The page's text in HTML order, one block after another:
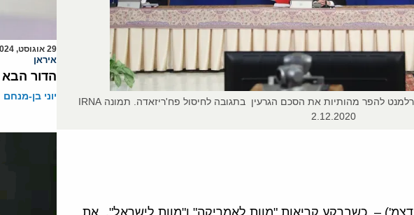
הנשיא וסגנו מתנגדים בתוקף להחלטת הפרלמנט להפר מהותיות את הסכם הגרעין בתגובה לחיסול פח'ריזאדה. תמונה IRNA
2.12.2020
רוב ניכר של חברי הפרלמנט אישר (1 דצמ') – כשברקע קריאות "מוות לאמריקה" ו"מוות לישראל", את
29 אוגוסט, 2024
איראן
הדור
יוני בן-מנחם